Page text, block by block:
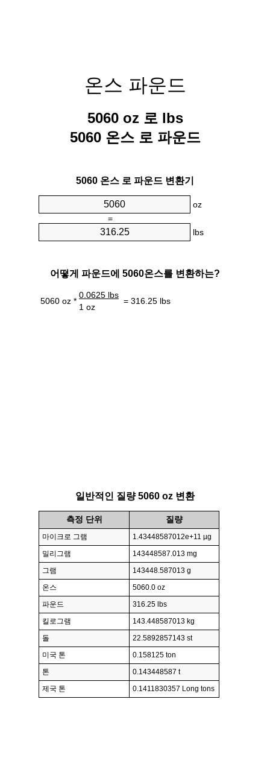
온스 파운드
5060 oz 로 lbs
5060 온스 로 파운드
5060 온스 로 파운드 변환기
oz
=
lbs
어떻게 파운드에 5060온스를 변환하는?
5060 oz *
0.0625 lbs
= 316.25 lbs
1 oz
일반적인 질량 5060 oz 변환
측정 단위 질량
마이크로 그램
1.43448587012e+11 µg
밀리그램
143448587.013 mg
그램
143448.587013 g
온스
5060.0 oz
파운드
316.25 lbs
킬로그램
143.448587013 kg
돌
22.5892857143 st
미국 톤
0.158125 ton
톤
0.143448587 t
제국 톤
0.1411830357 Long tons